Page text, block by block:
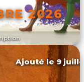
2026
Ajouté le 9